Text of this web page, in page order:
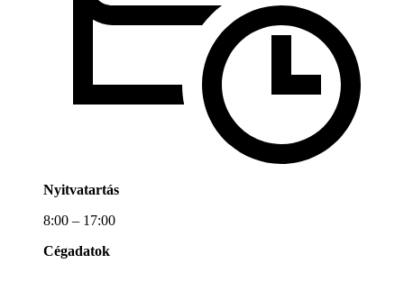
Nyitvatartás
8:00 – 17:00
Cégadatok